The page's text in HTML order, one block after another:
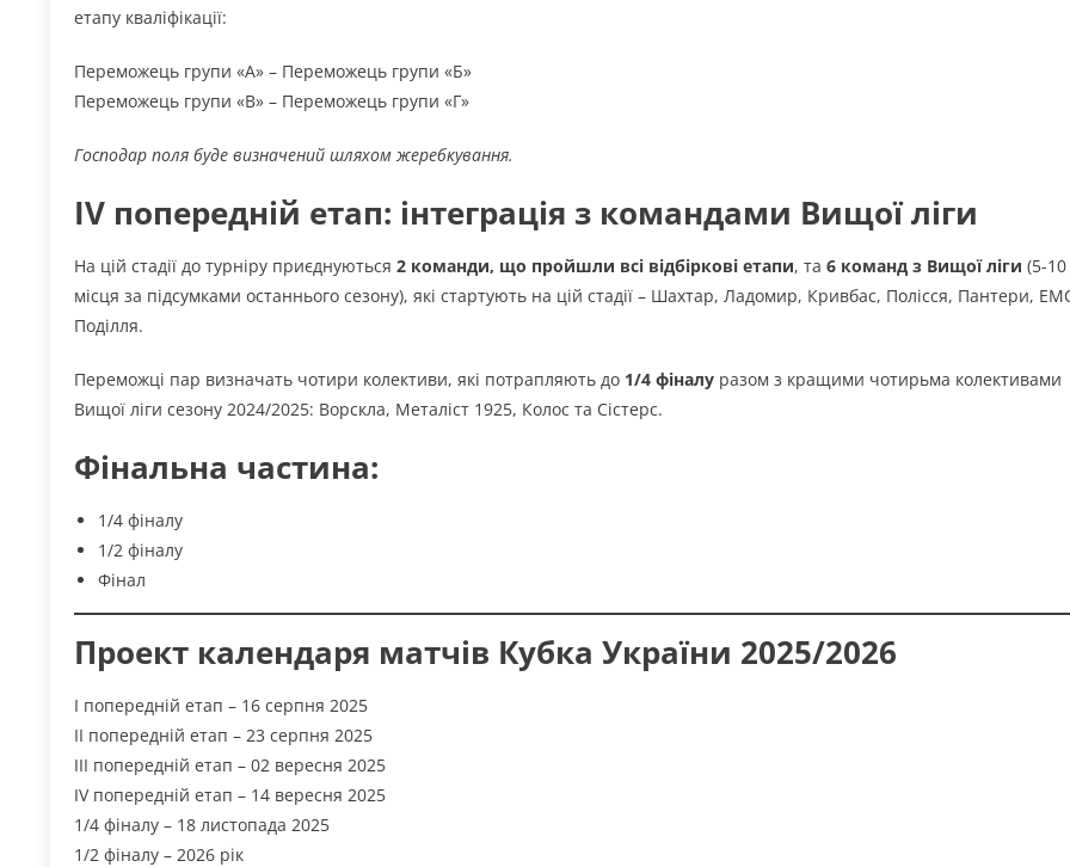
етапу кваліфікації:
Переможець групи «А» – Переможець групи «Б»
Переможець групи «В» – Переможець групи «Г»
Господар поля буде визначений шляхом жеребкування.
IV попередній етап: інтеграція з командами Вищої ліги
На цій стадії до турніру приєднуються 2 команди, що пройшли всі відбіркові етапи, та 6 команд з Вищої ліги (5-10
місця за підсумками останнього сезону), які стартують на цій стадії – Шахтар, Ладомир, Кривбас, Полісся, Пантери,
Поділля.
Переможці пар визначать чотири колективи, які потрапляють до 1/4 фіналу разом з кращими чотирьма колективами
Вищої ліги сезону 2024/2025: Ворскла, Металіст 1925, Колос та Сістерс.
Фінальна частина:
1/4 фіналу
1/2 фіналу
Фінал
Проект календаря матчів Кубка України 2025/2026
І попередній етап – 16 серпня 2025
ІІ попередній етап – 23 серпня 2025
ІІІ попередній етап – 02 вересня 2025
ІV попередній етап – 14 вересня 2025
1/4 фіналу – 18 листопада 2025
1/2 фіналу – 2026 рік